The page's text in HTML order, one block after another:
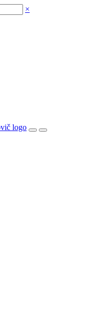
×